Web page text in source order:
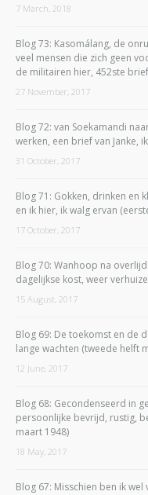
7 March, 2018
Blog 73: Kasomálang, de
veel mensen die zich geen
de militairen hier, 452ste
27 November, 2017
Blog 72: van Soekamandi
werken, een brief van Janke,
31 October, 2017
Blog 71: Gokken, drinken en
en ik hier, ik walg ervan
17 October, 2017
Blog 70: Wanhoop na
dagelijkse kost, weer
15 August, 2017
Blog 69: De toekomst en de
lange wachten (tweede helft
12 June, 2017
Blog 68: Gecondenseerd in
persoonlijke bevrijd, rustig,
maart 1948)
18 May, 2017
Blog 67: Misschien ben ik